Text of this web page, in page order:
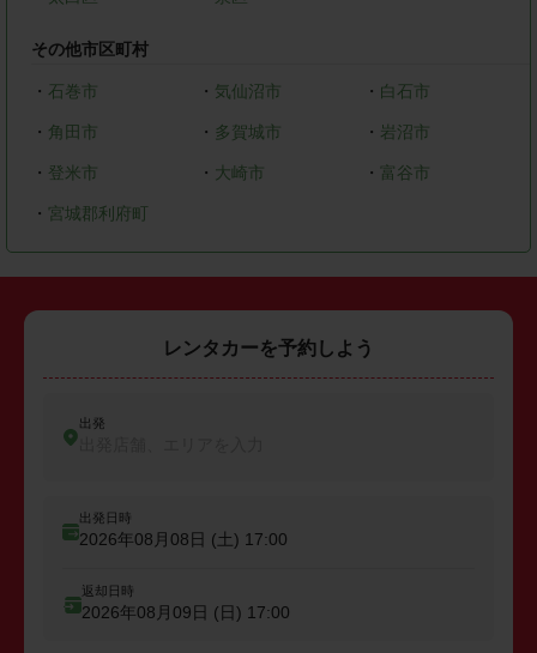
その他市区町村
・ 石巻市 ・ 気仙沼市 ・ 白石市
・ 角田市 ・ 多賀城市 ・ 岩沼市
・ 登米市 ・ 大崎市 ・ 富谷市
・ 宮城郡利府町
レンタカーを予約しよう
出発
出発日時
2026年08月08日 (土) 17:00
返却日時
2026年08月09日 (日) 17:00